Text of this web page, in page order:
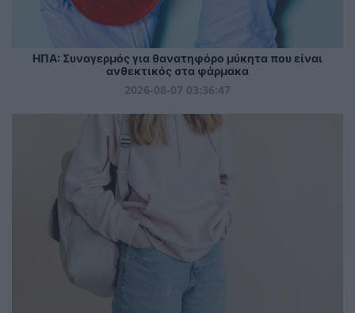
ΗΠΑ: Συναγερμός για θανατηφόρο μύκητα που είναι
ανθεκτικός στα φάρμακα
2026-08-07 03:36:47